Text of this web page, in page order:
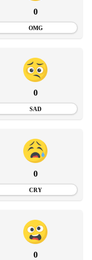
0
OMG
0
SAD
0
CRY
0